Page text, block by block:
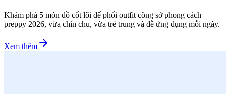
Khám phá 5 món đồ cốt lõi để phối outfit công sở phong cách
preppy 2026, vừa chỉn chu, vừa trẻ trung và dễ ứng dụng mỗi ngày.
Xem thêm